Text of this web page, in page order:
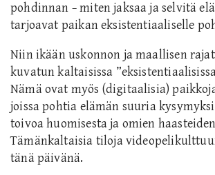
pohdinnan − miten jaksaa ja selvitä
tarjoavat paikan eksistentiaaliselle
Niin ikään uskonnon ja maallisen
kuvatun kaltaisissa
Nämä ovat myös (digitaalisia)
joissa pohtia elämän suuria
toivoa huomisesta ja omien
Tämänkaltaisia tiloja
tänä päivänä.